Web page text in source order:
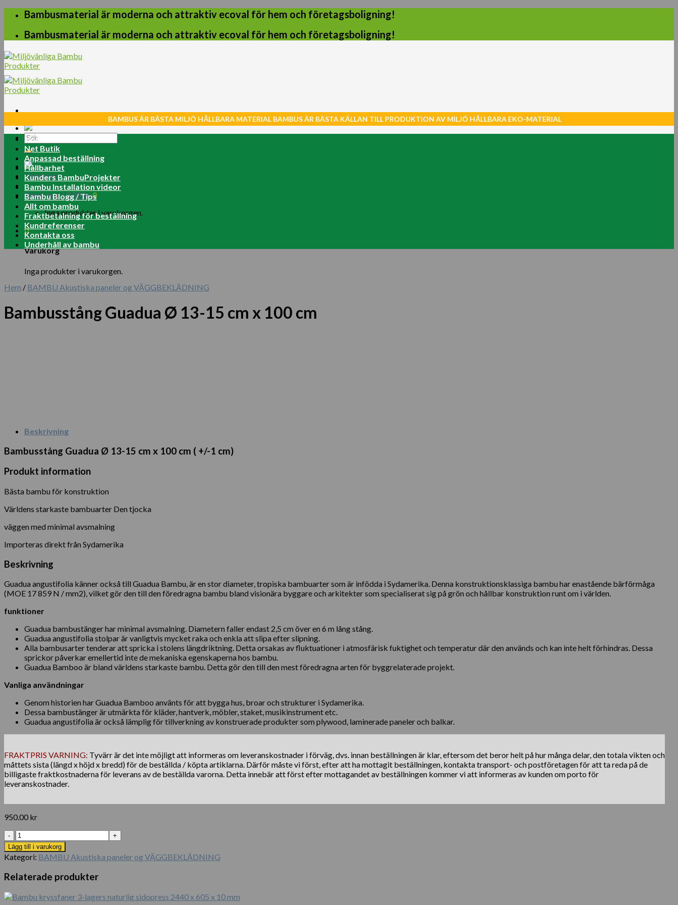
Skip
content
Bambusmaterial är moderna och attraktiv ecoval för hem och företagsboligning!
Bambusmaterial är moderna och attraktiv ecoval för hem och företagsboligning!
Sök
efter:
Logga in
Varukorg /0.00kr 0
Inga produkter i varukorgen.
0
Varukorg
Inga produkter i varukorgen.
BAMBUS ÄR BÄSTA MILJÖ HÅLLBARA MATERIAL BAMBUS ÄR BÄSTA KÄLLAN TILL PRODUKTION AV MILJÖ HÅLLBARA EKO-MATERIAL
Home
Net Butik
Anpassad beställning
Hållbarhet
Kunders BambuProjekter
Bambu Installation videor
Bambu Blogg / Tips
Allt om bambu
Fraktbetalning för beställning
Kundreferenser
Kontakta oss
Underhåll av bambu
Hem / BAMBU Akustiska paneler og VÄGGBEKLÄDNING
Bambusstång Guadua Ø 13-15 cm x 100 cm
Beskrivning
Bambusstång Guadua Ø 13-15 cm x 100 cm ( +/-1 cm)
Produkt information
Bästa bambu för konstruktion
Världens starkaste bambuarter Den tjocka
väggen med minimal avsmalning
Importeras direkt från Sydamerika
Beskrivning
Guadua angustifolia känner också till Guadua Bambu, är en stor diameter, tropiska bambuarter som är infödda i Sydamerika. Denna konstruktionsklassiga bambu har enastående bärförmåga
(MOE 17 859 N / mm2), vilket gör den till den föredragna bambu bland visionära byggare och arkitekter som specialiserat sig på grön och hållbar konstruktion runt om i världen.
funktioner
Guadua bambustänger har minimal avsmalning. Diametern faller endast 2,5 cm över en 6 m lång stång.
Guadua angustifolia stolpar är vanligtvis mycket raka och enkla att slipa efter slipning.
Alla bambusarter tenderar att spricka i stolens längdriktning. Detta orsakas av fluktuationer i atmosfärisk fuktighet och temperatur där den används och kan inte helt förhindras. Dessa
sprickor påverkar emellertid inte de mekaniska egenskaperna hos bambu.
Guadua Bamboo är bland världens starkaste bambu. Detta gör den till den mest föredragna arten för byggrelaterade projekt.
Vanliga användningar
Genom historien har Guadua Bamboo använts för att bygga hus, broar och strukturer i Sydamerika.
Dessa bambustänger är utmärkta för kläder, hantverk, möbler, staket, musikinstrument etc.
Guadua angustifolia är också lämplig för tillverkning av konstruerade produkter som plywood, laminerade paneler och balkar.
FRAKTPRIS VARNING: Tyvärr är det inte möjligt att informeras om leveranskostnader i förväg, dvs. innan beställningen är klar, eftersom det beror helt på hur många delar, den totala vikten och
måttets sista (längd x höjd x bredd) för de beställda / köpta artiklarna. Därför måste vi först, efter att ha mottagit beställningen, kontakta transport- och postföretagen för att ta reda på de
billigaste fraktkostnaderna för leverans av de beställda varorna. Detta innebär att först efter mottagandet av beställningen kommer vi att informeras av kunden om porto för
leveranskostnader.
950.00 kr
Bambusstång
Guadua
Ø
13-
15
cm
100
Lägg till i varukorg
Kategori: BAMBU Akustiska paneler og VÄGGBEKLÄDNING
Relaterade produkter